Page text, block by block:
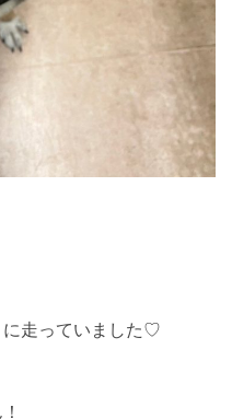
走っていました♡